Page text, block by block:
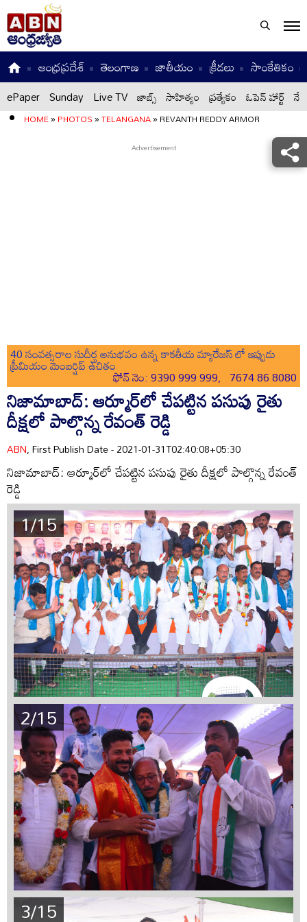
ఆంధ్రప్రదేశ్ తెలంగాణ జాతీయం క్రీడలు సాంకేతికం
ePaper Sunday Live TV జాబ్స్ సాహిత్యం ప్రత్యేకం ఓపెన్ హార్ట్
HOME»PHOTOS»TELANGANA»REVANTH REDDY ARMOR
40 సంవత్సరాల సుదీర్ఘ అనుభవం ఉన్న కాకతీయ మ్యారేజస్ లో ఇప్పుడు
ప్రీమియం మెంబర్షిప్ ఉచితం
ఫోన్ నెం: 9390 999 999, 7674 86 8080
నిజామాబాద్: ఆర్మూర్‌లో చేపట్టిన పసుపు రైతు
దీక్షలో పాల్గొన్న రేవంత్ రెడ్డి
ABN, First Publish Date - 2021-01-31T02:40:08+05:30
నిజామాబాద్: ఆర్మూర్‌లో చేపట్టిన పసుపు రైతు దీక్షలో పాల్గొన్న రేవంత్
రెడ్డి
1/15
2/15
3/15